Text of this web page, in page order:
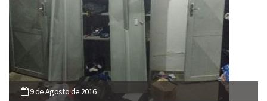
9 de Agosto de 2016